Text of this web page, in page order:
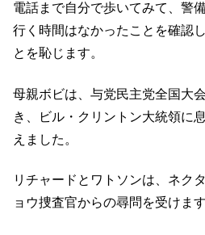
電話まで自分で歩いてみて、警
行く時間はなかったことを確認
とを恥じます。
母親ボビは、与党民主党全国大
き、ビル・クリントン大統領に
えました。
リチャードとワトソンは、ネク
ョウ捜査官からの尋問を受けま